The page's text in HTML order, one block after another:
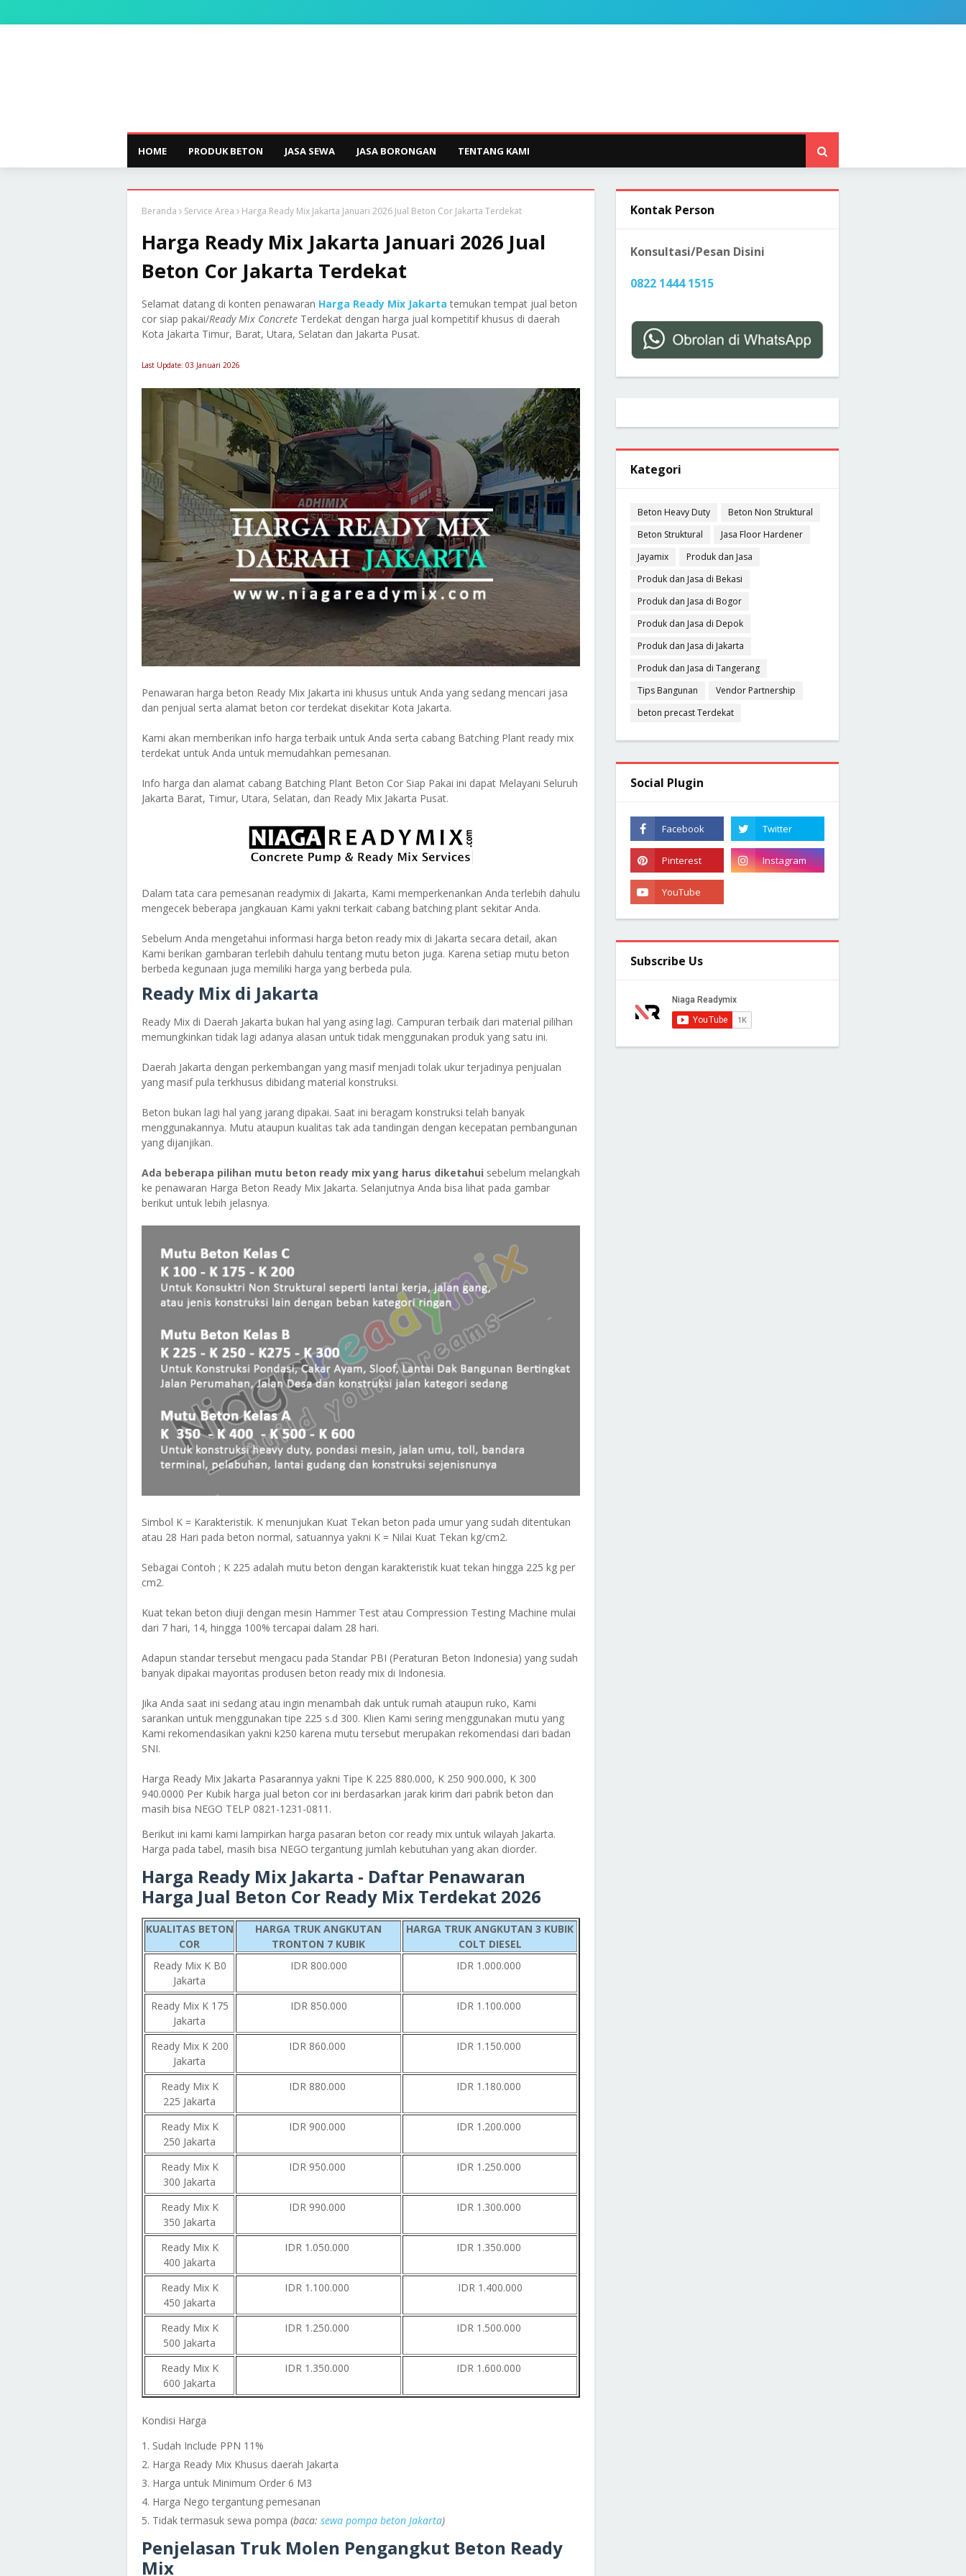
HOME PRODUK BETON JASA SEWA JASA BORONGAN TENTANG KAMI
Beranda Service Area Harga Ready Mix Jakarta Januari 2026 Jual Beton Cor Jakarta Terdekat
Harga Ready Mix Jakarta Januari 2026 Jual
Beton Cor Jakarta Terdekat
Selamat datang di konten penawaran Harga Ready Mix Jakarta temukan tempat jual beton
cor siap pakai/Ready Mix Concrete Terdekat dengan harga jual kompetitif khusus di daerah
Kota Jakarta Timur, Barat, Utara, Selatan dan Jakarta Pusat.
Last Update: 03 Januari 2026
Penawaran harga beton Ready Mix Jakarta ini khusus untuk Anda yang sedang mencari jasa
dan penjual serta alamat beton cor terdekat disekitar Kota Jakarta.
Kami akan memberikan info harga terbaik untuk Anda serta cabang Batching Plant ready mix
terdekat untuk Anda untuk memudahkan pemesanan.
Info harga dan alamat cabang Batching Plant Beton Cor Siap Pakai ini dapat Melayani Seluruh
Jakarta Barat, Timur, Utara, Selatan, dan Ready Mix Jakarta Pusat.
Dalam tata cara pemesanan readymix di Jakarta, Kami memperkenankan Anda terlebih dahulu
mengecek beberapa jangkauan Kami yakni terkait cabang batching plant sekitar Anda.
Sebelum Anda mengetahui informasi harga beton ready mix di Jakarta secara detail, akan
Kami berikan gambaran terlebih dahulu tentang mutu beton juga. Karena setiap mutu beton
berbeda kegunaan juga memiliki harga yang berbeda pula.
Ready Mix di Jakarta
Ready Mix di Daerah Jakarta bukan hal yang asing lagi. Campuran terbaik dari material pilihan
memungkinkan tidak lagi adanya alasan untuk tidak menggunakan produk yang satu ini.
Daerah Jakarta dengan perkembangan yang masif menjadi tolak ukur terjadinya penjualan
yang masif pula terkhusus dibidang material konstruksi.
Beton bukan lagi hal yang jarang dipakai. Saat ini beragam konstruksi telah banyak
menggunakannya. Mutu ataupun kualitas tak ada tandingan dengan kecepatan pembangunan
yang dijanjikan.
Ada beberapa pilihan mutu beton ready mix yang harus diketahui sebelum melangkah
ke penawaran Harga Beton Ready Mix Jakarta. Selanjutnya Anda bisa lihat pada gambar
berikut untuk lebih jelasnya.
Simbol K = Karakteristik. K menunjukan Kuat Tekan beton pada umur yang sudah ditentukan
atau 28 Hari pada beton normal, satuannya yakni K = Nilai Kuat Tekan kg/cm2.
Sebagai Contoh ; K 225 adalah mutu beton dengan karakteristik kuat tekan hingga 225 kg per
cm2.
Kuat tekan beton diuji dengan mesin Hammer Test atau Compression Testing Machine mulai
dari 7 hari, 14, hingga 100% tercapai dalam 28 hari.
Adapun standar tersebut mengacu pada Standar PBI (Peraturan Beton Indonesia) yang sudah
banyak dipakai mayoritas produsen beton ready mix di Indonesia.
Jika Anda saat ini sedang atau ingin menambah dak untuk rumah ataupun ruko, Kami
sarankan untuk menggunakan tipe 225 s.d 300. Klien Kami sering menggunakan mutu yang
Kami rekomendasikan yakni k250 karena mutu tersebut merupakan rekomendasi dari badan
SNI.
Harga Ready Mix Jakarta Pasarannya yakni Tipe K 225 880.000, K 250 900.000, K 300
940.0000 Per Kubik harga jual beton cor ini berdasarkan jarak kirim dari pabrik beton dan
masih bisa NEGO TELP 0821-1231-0811.
Berikut ini kami kami lampirkan harga pasaran beton cor ready mix untuk wilayah Jakarta.
Harga pada tabel, masih bisa NEGO tergantung jumlah kebutuhan yang akan diorder.
Harga Ready Mix Jakarta - Daftar Penawaran
Harga Jual Beton Cor Ready Mix Terdekat 2026
KUALITAS BETON
COR
HARGA TRUK ANGKUTAN
TRONTON 7 KUBIK
HARGA TRUK ANGKUTAN 3 KUBIK
COLT DIESEL
Ready Mix K B0
Jakarta
IDR 800.000 IDR 1.000.000
Ready Mix K 175
Jakarta
IDR 850.000 IDR 1.100.000
Ready Mix K 200
Jakarta
IDR 860.000 IDR 1.150.000
Ready Mix K
225 Jakarta
IDR 880.000 IDR 1.180.000
Ready Mix K
250 Jakarta
IDR 900.000 IDR 1.200.000
Ready Mix K
300 Jakarta
IDR 950.000 IDR 1.250.000
Ready Mix K
350 Jakarta
IDR 990.000 IDR 1.300.000
Ready Mix K
400 Jakarta
IDR 1.050.000 IDR 1.350.000
Ready Mix K
450 Jakarta
IDR 1.100.000 IDR 1.400.000
Ready Mix K
500 Jakarta
IDR 1.250.000 IDR 1.500.000
Ready Mix K
600 Jakarta
IDR 1.350.000 IDR 1.600.000
Kondisi Harga
Sudah Include PPN 11%
Harga Ready Mix Khusus daerah Jakarta
Harga untuk Minimum Order 6 M3
Harga Nego tergantung pemesanan
Tidak termasuk sewa pompa (baca: sewa pompa beton Jakarta)
Penjelasan Truk Molen Pengangkut Beton Ready
Mix
Kontak Person
Konsultasi/Pesan Disini
0822 1444 1515
Kategori
Beton Heavy Duty
Beton Non Struktural
Beton Struktural
Jasa Floor Hardener
Jayamix
Produk dan Jasa
Produk dan Jasa di Bekasi
Produk dan Jasa di Bogor
Produk dan Jasa di Depok
Produk dan Jasa di Jakarta
Produk dan Jasa di Tangerang
Tips Bangunan
Vendor Partnership
beton precast Terdekat
Social Plugin
Subscribe Us